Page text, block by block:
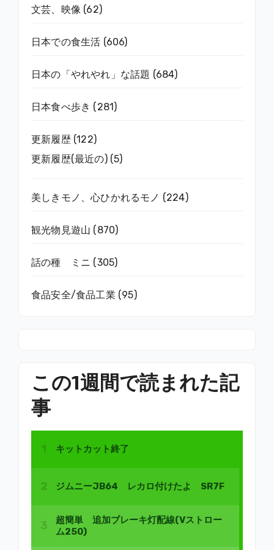
文芸、映像 (62)
日本での食生活 (606)
日本の「やれやれ」な話題 (684)
日本食べ歩き (281)
更新履歴(122)
更新履歴(最近の)(5)
美しきモノ、心ひかれるモノ (224)
観光物見遊山 (870)
話の種 ミニ (305)
食品安全/食品工業 (95)
この1週間で読まれた記
事